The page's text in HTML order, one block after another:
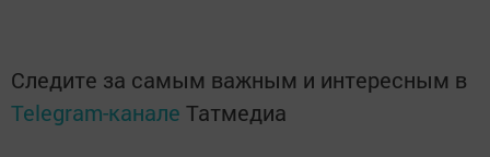
Следите за самым важным и интересным в
Telegram-канале Татмедиа